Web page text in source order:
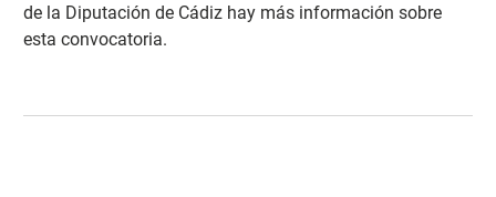
de la Diputación de Cádiz hay más información sobre
esta convocatoria.